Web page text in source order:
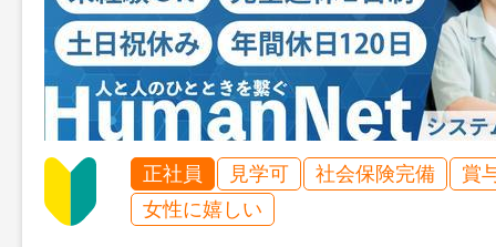
正社員 見学可 社会保険完備
賞
女性に嬉しい